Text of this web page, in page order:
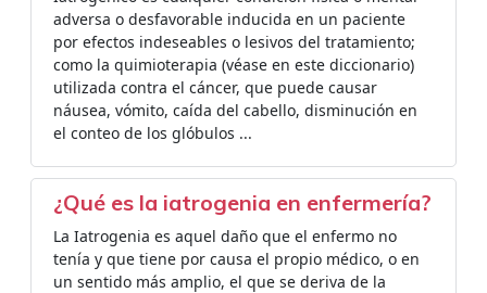
adversa o desfavorable inducida en un paciente
por efectos indeseables o lesivos del tratamiento;
como la quimioterapia (véase en este diccionario)
utilizada contra el cáncer, que puede causar
náusea, vómito, caída del cabello, disminución en
el conteo de los glóbulos ...
¿Qué es la iatrogenia en enfermería?
La Iatrogenia es aquel daño que el enfermo no
tenía y que tiene por causa el propio médico, o en
un sentido más amplio, el que se deriva de la